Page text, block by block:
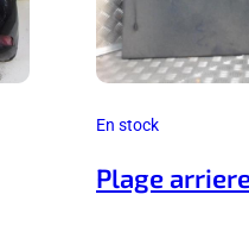
En stock
Plage